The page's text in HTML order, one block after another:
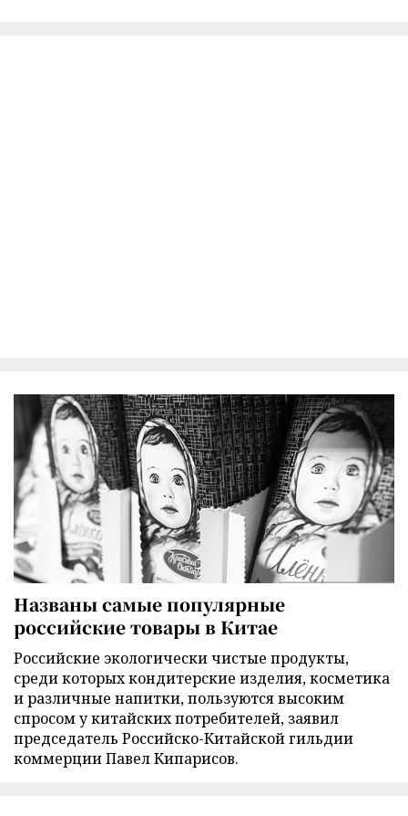
Названы самые популярные
российские товары в Китае
Российские экологически чистые продукты,
среди которых кондитерские изделия, косметика
и различные напитки, пользуются высоким
спросом у китайских потребителей, заявил
председатель Российско-Китайской гильдии
коммерции Павел Кипарисов.